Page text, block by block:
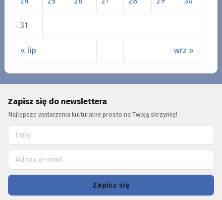
« lip wrz »
31
Zapisz się do newslettera
Najlepsze wydarzenia kulturalne prosto na Twoją skrzynkę!
Zapisz się